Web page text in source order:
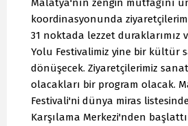
koordinasyonunda
31 noktada lezzet duraklarımız
Yolu Festivalimiz yine bir kültür
dönüşecek. Ziyaretçilerimiz
olacakları bir program olacak.
Festivali'ni dünya miras
Karşılama Merkezi'nden